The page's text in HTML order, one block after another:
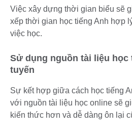
Việc xây dựng thời gian biểu sẽ
xếp thời gian học tiếng Anh hợp
việc học.
Sử dụng nguồn tài liệu học
tuyến
Sự kết hợp giữa cách học tiếng
với nguồn tài liệu học online sẽ
kiến thức hơn và dễ dàng ôn lại